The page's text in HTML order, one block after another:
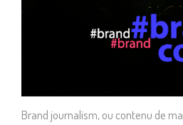
Brand journalism, ou contenu de